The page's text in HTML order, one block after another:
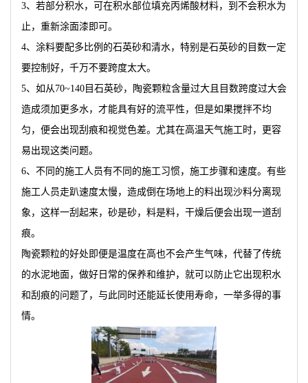
3、若部分积水，可在积水部位填充丙烯酸材料，到不会积水为
止，重新涂面漆即可。
4、涂料要配多比例的石英砂和清水，特别是石英砂的目数一定
要控制好，千万不要跨度太大。
5、如从70~140目石英砂，陶瓷颗粒含量过大且目数跨度过大会
造成须加更多水，才能具有好的流平性，但是如果搅拌不均
匀，便会出现刮痕和视觉色差。尤其在高温天气施工时，更容
易出现这类问题。
6、不同的施工人员有不同的施工习惯，施工步骤和速度。有些
施工人员走趴速度太慢，造成倒在场地上的料出现沙料分离现
象，这样一刮起来，砂是砂，料是料，干燥后便会出现一道刮
痕。
陶瓷颗粒的好处即便是温度在高也不会产生气味，代替了传统
的水泥地面，做好日常的保养和维护，就可以防止它出现积水
和刮痕的问题了，与此同时还能延长使用寿命，一举多得的事
情。